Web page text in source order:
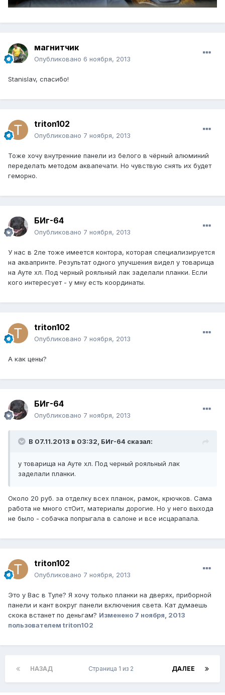
магнитчик
Опубликовано 6 ноября, 2013
Stanislav, спасибо!
triton102
Опубликовано 7 ноября, 2013
Тоже хочу внутренние панели из белого в чёрный алюминий
переделать методом аквапечати. Но чувствую снять их будет
геморно.
БИг-64
Опубликовано 7 ноября, 2013
У нас в 2ле тоже имеется контора, которая специализируется
на аквапринте. Результат одного улучшения видел у товарища
на Ауте хл. Под черный рояльный лак заделали планки. Если
кого интересует - у мну есть координаты.
triton102
Опубликовано 7 ноября, 2013
А как цены?
БИг-64
Опубликовано 7 ноября, 2013
В 07.11.2013 в 03:32, БИг-64 сказал:
у товарища на Ауте хл. Под черный рояльный лак
заделали планки.
Около 20 руб. за отделку всех планок, рамок, крючков. Сама
работа не много стОит, материалы дорогие. Но у него выхода
не было - собачка попрыгала в салоне и все исцарапала.
triton102
Опубликовано 7 ноября, 2013
Это у Вас в Туле? Я хочу только планки на дверях, приборной
панели и кант вокруг панели включения света. Кат думаешь
скока встанет по деньгам? Изменено 7 ноября, 2013
пользователем triton102
НАЗАД ДАЛЕЕ
Страница 1 из 2